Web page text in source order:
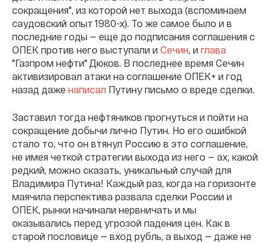
сокращения", из которой нет выхода (вспоминаем
саудовский опыт 1980-х). То же самое было и в
последние годы — еще до подписания соглашения с
ОПЕК против него выступали и Сечин, и глава
"Газпром нефти" Дюков. В последнее время Сечин
активизировал атаки на соглашение ОПЕК+ и год
назад даже написал Путину письмо о вреде сделки.
Заставил тогда нефтяников прогнуться и пойти на
сокращение добычи лично Путин. Но его ошибкой
стало то, что он втянул Россию в это соглашение,
не имея четкой стратегии выхода из него — ах, какой
редкий, можно сказать, уникальный случай для
Владимира Путина! Каждый раз, когда на горизонте
маячила перспектива развала сделки России и
ОПЕК, рынки начинали нервничать и мы
оказывались перед угрозой падения цен. Как в
старой пословице — вход рубль, а выход — даже не